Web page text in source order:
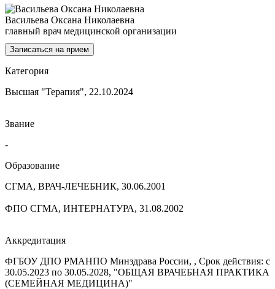
Васильева Оксана Николаевна
главный врач медицинской организации
Записаться на прием
Категория
Высшая "Терапия", 22.10.2024
Звание
-
Образование
СГМА, ВРАЧ-ЛЕЧЕБНИК, 30.06.2001
ФПО СГМА, ИНТЕРНАТУРА, 31.08.2002
Аккредитация
ФГБОУ ДПО РМАНПО Минздрава России, , Срок действия: с
30.05.2023 по 30.05.2028, "ОБЩАЯ ВРАЧЕБНАЯ ПРАКТИКА
(СЕМЕЙНАЯ МЕДИЦИНА)"